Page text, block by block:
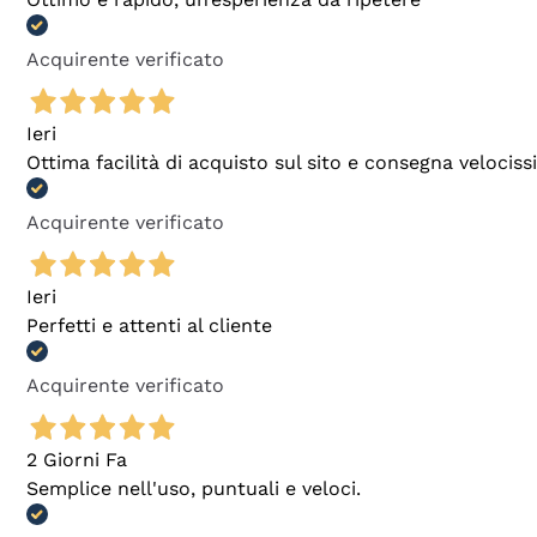
Acquirente verificato
Ieri
Ottima facilità di acquisto sul sito e consegna
Acquirente verificato
Ieri
Perfetti e attenti al cliente
Acquirente verificato
2 Giorni Fa
Semplice nell'uso, puntuali e veloci.